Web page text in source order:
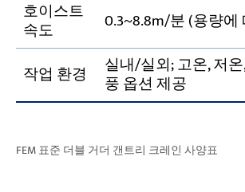
호이스트
속도 0.3~8.8m/분 (용량에
작업 환경 실내/실외; 고온, 저
풍 옵션 제공
FEM 표준 더블 거더 갠트리 크레인 사양표